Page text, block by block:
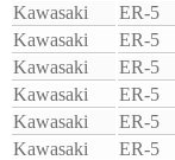
Kawasaki
ER-5
Kawasaki
ER-5
Kawasaki
ER-5
Kawasaki
ER-5
Kawasaki
ER-5
Kawasaki
ER-5